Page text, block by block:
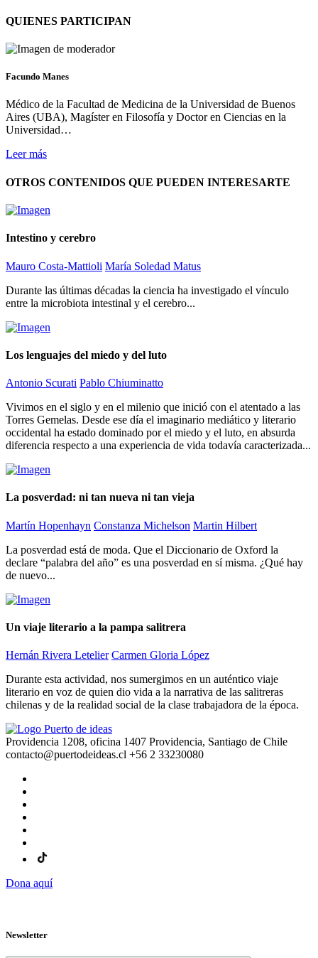
QUIENES PARTICIPAN
Facundo Manes
Médico de la Facultad de Medicina de la Universidad de Buenos
Aires (UBA), Magíster en Filosofía y Doctor en Ciencias en la
Universidad…
Leer más
OTROS CONTENIDOS QUE PUEDEN INTERESARTE
Intestino y cerebro
Mauro Costa-Mattioli María Soledad Matus
Durante las últimas décadas la ciencia ha investigado el vínculo
entre la microbiota intestinal y el cerebro...
Los lenguajes del miedo y del luto
Antonio Scurati Pablo Chiuminatto
Vivimos en el siglo y en el milenio que inició con el atentado a las
Torres Gemelas. Desde ese día el imaginario mediático y literario
occidental ha estado dominado por el miedo y el luto, en absurda
diferencia respecto a una experiencia de vida todavía caracterizada...
La posverdad: ni tan nueva ni tan vieja
Martín Hopenhayn Constanza Michelson Martin Hilbert
La posverdad está de moda. Que el Diccionario de Oxford la
declare “palabra del año” es una posverdad en sí misma. ¿Qué hay
de nuevo...
Un viaje literario a la pampa salitrera
Hernán Rivera Letelier Carmen Gloria López
Durante esta actividad, nos sumergimos en un auténtico viaje
literario en voz de quien dio vida a la narrativa de las salitreras
chilenas y de la realidad social de la clase trabajadora de la época.
Providencia 1208, oficina 1407 Providencia, Santiago de Chile
contacto@puertodeideas.cl +56 2 33230080
Dona aquí
Newsletter